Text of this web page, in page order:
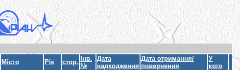
Місто Рік стор.
Інв.
№
Дата
надходження
Дата отримання/
повернення
У
кого